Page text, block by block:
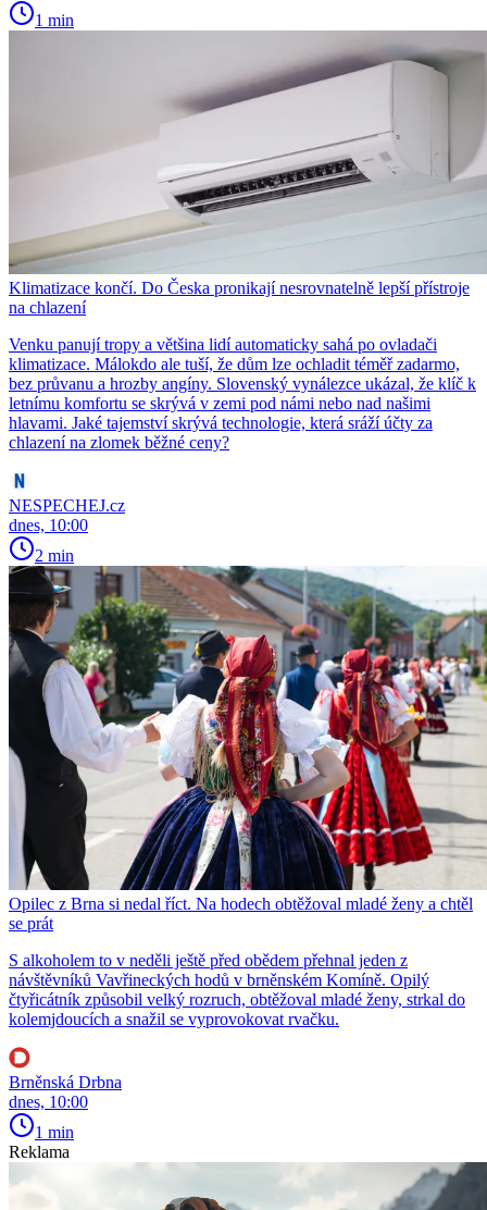
1 min
Klimatizace končí. Do Česka pronikají nesrovnatelně lepší přístroje
na chlazení
Venku panují tropy a většina lidí automaticky sahá po ovladači
klimatizace. Málokdo ale tuší, že dům lze ochladit téměř zadarmo,
bez průvanu a hrozby angíny. Slovenský vynálezce ukázal, že klíč k
letnímu komfortu se skrývá v zemi pod námi nebo nad našimi
hlavami. Jaké tajemství skrývá technologie, která sráží účty za
chlazení na zlomek běžné ceny?
NESPECHEJ.cz
dnes, 10:00
2 min
Opilec z Brna si nedal říct. Na hodech obtěžoval mladé ženy a chtěl
se prát
S alkoholem to v neděli ještě před obědem přehnal jeden z
návštěvníků Vavřineckých hodů v brněnském Komíně. Opilý
čtyřicátník způsobil velký rozruch, obtěžoval mladé ženy, strkal do
kolemjdoucích a snažil se vyprovokovat rvačku.
Brněnská Drbna
dnes, 10:00
1 min
Reklama